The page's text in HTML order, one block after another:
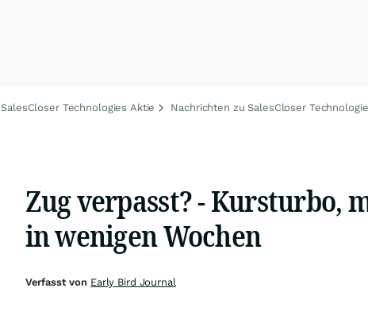
SalesCloser Technologies Aktie Nachrichten zu SalesCloser
Zug verpasst? - Kursturbo,
in wenigen Wochen
Verfasst von Early Bird Journal